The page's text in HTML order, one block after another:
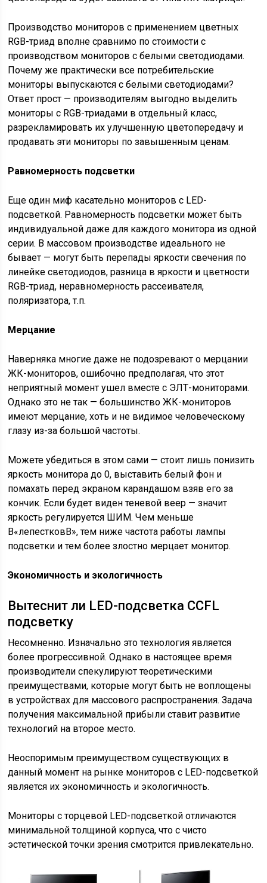
Производство мониторов с применением цветных
RGB-триад вполне сравнимо по стоимости с
производством мониторов с белыми светодиодами.
Почему же практически все потребительские
мониторы выпускаются с белыми светодиодами?
Ответ прост — производителям выгодно выделить
мониторы с RGB-триадами в отдельный класс,
разрекламировать их улучшенную цветопередачу и
продавать эти мониторы по завышенным ценам.
Равномерность подсветки
Еще один миф касательно мониторов с LED-
подсветкой. Равномерность подсветки может быть
индивидуальной даже для каждого монитора из одной
серии. В массовом производстве идеального не
бывает — могут быть перепады яркости свечения по
линейке светодиодов, разница в яркости и цветности
RGB-триад, неравномерность рассеивателя,
поляризатора, т.п.
Мерцание
Наверняка многие даже не подозревают о мерцании
ЖК-мониторов, ошибочно предполагая, что этот
неприятный момент ушел вместе с ЭЛТ-мониторами.
Однако это не так — большинство ЖК-мониторов
имеют мерцание, хоть и не видимое человеческому
глазу из-за большой частоты.
Можете убедиться в этом сами — стоит лишь понизить
яркость монитора до 0, выставить белый фон и
помахать перед экраном карандашом взяв его за
кончик. Если будет виден теневой веер — значит
яркость регулируется ШИМ. Чем меньше
В«лепестковВ», тем ниже частота работы лампы
подсветки и тем более злостно мерцает монитор.
Экономичность и экологичность
Вытеснит ли LED-подсветка CCFL
подсветку
Несомненно. Изначально это технология является
более прогрессивной. Однако в настоящее время
производители спекулируют теоретическими
преимуществами, которые могут быть не воплощены
в устройствах для массового распространения. Задача
получения максимальной прибыли ставит развитие
технологий на второе место.
Неоспоримым преимуществом существующих в
данный момент на рынке мониторов с LED-подсветкой
является их экономичность и экологичность.
Мониторы с торцевой LED-подсветкой отличаются
минимальной толщиной корпуса, что с чисто
эстетической точки зрения смотрится привлекательно.